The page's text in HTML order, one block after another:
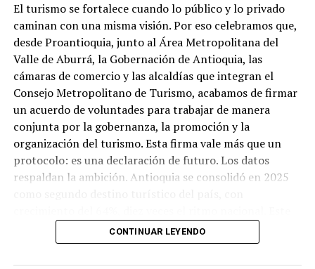
El turismo se fortalece cuando lo público y lo privado
caminan con una misma visión. Por eso celebramos que,
desde Proantioquia, junto al Área Metropolitana del
Valle de Aburrá, la Gobernación de Antioquia, las
cámaras de comercio y las alcaldías que integran el
Consejo Metropolitano de Turismo, acabamos de firmar
un acuerdo de voluntades para trabajar de manera
conjunta por la gobernanza, la promoción y la
organización del turismo. Esta firma vale más que un
protocolo: es una declaración de futuro. Los datos
respaldan la ambición. Antioquia se consolidó en 2025
año el sector se ajusta, como de resto de Colombia, a
expectativas de nuevas políticas, pero eso no cambia lo
esencial: el turismo crece más rápido que nuestras
CONTINUAR LEYENDO